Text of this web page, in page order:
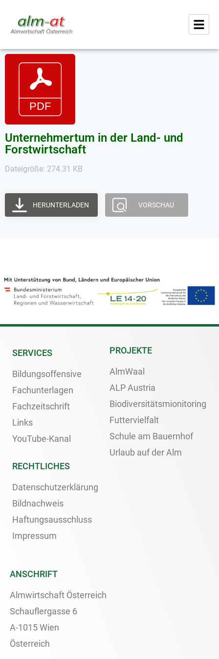
Unternehmertum in der Land- und
Forstwirtschaft
Dateigröße: 274.31 KB
HERUNTERLADEN VORSCHAU
SERVICES
Bildungsoffensive
Fachunterlagen
Fachzeitschrift
Links
YouTube-Kanal
PROJEKTE
AlmWaal
ALP Austria
Biodiversitätsmionitoring
Futtervielfalt
Schule am Bauernhof
Urlaub auf der Alm
RECHTLICHES
Datenschutzerklärung
Bildnachweis
Haftungsausschluss
Impressum
ANSCHRIFT
Almwirtschaft Österreich
Schauflergasse 6
A-1015 Wien
Österreich